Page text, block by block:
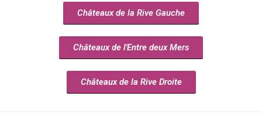
Châteaux de la Rive Gauche
Châteaux de l'Entre deux Mers
Châteaux de la Rive Droite